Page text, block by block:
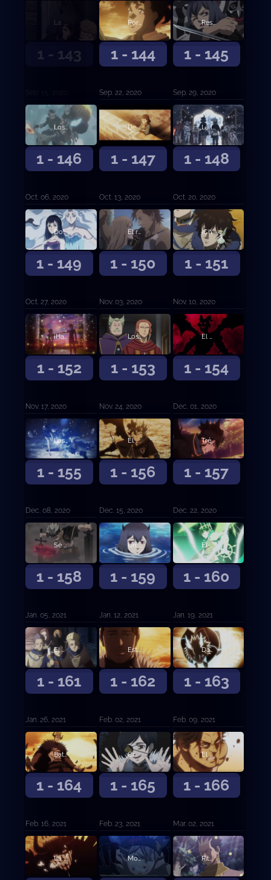
1 - 143
La balanza decantada
1 - 144
Por la extinción de los diablos
Sep. 22, 2020
1 - 145
Rescate
Sep. 29, 2020
1 - 146
Los que veneran a los diablos
Oct. 06, 2020
1 - 147
De vida o muerte
Oct. 13, 2020
1 - 148
La luz que ilumina la oscuridad
Oct. 20, 2020
1 - 149
Dos búsquedas
Oct. 27, 2020
1 - 150
El reto de las damas
Nov. 03, 2020
1 - 151
¡Choque! ¡Batalla entre capitanes!
Nov. 10, 2020
1 - 152
¡Hacia el mañana!
Nov. 17, 2020
1 - 153
Los elegidos
Nov. 24, 2020
1 - 154
El vicecapitán Langris Vaude
Dec. 01, 2020
1 - 155
Los cinco Espíritus Guardianes
Dec. 08, 2020
1 - 156
El poder despierta
Dec. 15, 2020
1 - 157
Trébol de cinco hojas
Dec. 22, 2020
1 - 158
Se abre el telón de esperanza y desesperación
Jan. 05, 2021
1 - 159
Un lago tranquilo y la sombra del bosque
Jan. 12, 2021
1 - 160
El mensajero del Reino de la Pica
Jan. 19, 2021
1 - 161
El poder de Zenon
Jan. 26, 2021
1 - 162
Estalla una gran batalla
Feb. 02, 2021
1 - 163
Dante contra el capitán de los Toros Negros
Feb. 09, 2021
1 - 164
Batalla en el Reino del Corazón
Feb. 16, 2021
1 - 165
Cruzada de agua
Feb. 23, 2021
1 - 166
El capitán Yami Sukehiro
Mar. 02, 2021
La promesa negra Movimientos superiores Ritual de obediencia